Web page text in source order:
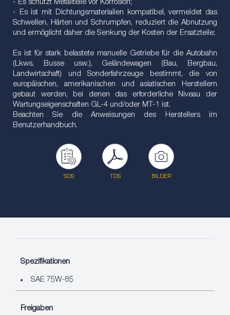
- Es schützt Metallteile vor Korrosion;
- Es ist mit Dichtungsmaterialien kompatibel, vermeidet das
Schwellen, Härten und Schrumpfen, reduziert die Abnutzung
und ermöglicht daher die Senkung der Kosten der Ersatzteile;
Es ist für stark belastete manuelle Getriebe für die Autobahn
(Lkws, Busse usw.), Geländewagen (Bau, Bergbau,
Landwirtschaft) und Sonderfahrzeuge bestimmt, die von
europäischen, amerikanischen und asiatischen Herstellern
gebaut werden, bei denen das erforderliche Niveau der
Wartungseigenschaften GL-4 und/oder MT-1 ist.
Beachten Sie die Anweisungen des Herstellers im
Benutzerhandbuch.
SDS TDS BILDER
Spezifikationen
SAE 75W-85
Freigaben